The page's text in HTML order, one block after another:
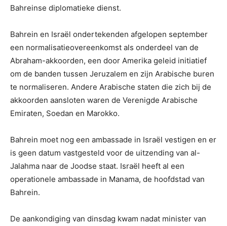
Bahreinse diplomatieke dienst.
Bahrein en Israël ondertekenden afgelopen september
een normalisatieovereenkomst als onderdeel van de
Abraham-akkoorden, een door Amerika geleid initiatief
om de banden tussen Jeruzalem en zijn Arabische buren
te normaliseren. Andere Arabische staten die zich bij de
akkoorden aansloten waren de Verenigde Arabische
Emiraten, Soedan en Marokko.
Bahrein moet nog een ambassade in Israël vestigen en er
is geen datum vastgesteld voor de uitzending van al-
Jalahma naar de Joodse staat. Israël heeft al een
operationele ambassade in Manama, de hoofdstad van
Bahrein.
De aankondiging van dinsdag kwam nadat minister van